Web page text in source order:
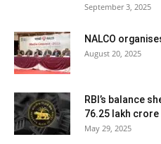
September 3, 2025
NALCO
August 20, 2025
RBI’s balance
76.25 lakh crore
May 29, 2025